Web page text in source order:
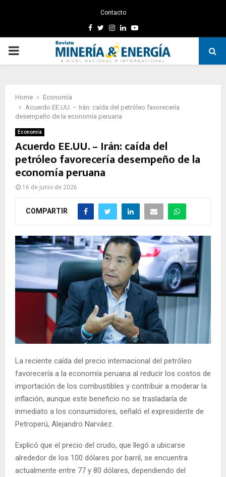
Contacto
Facebook
TwitterInstagram
LinkedinYoutube
PRIMARY
Home
Economía
Acuerdo EE.UU. – Irán: caída del petróleo favorecería
desempeño de la economía peruana
Economía
Acuerdo EE.UU. – Irán: caída del
petróleo favorecería desempeño de la
economía peruana
16 de junio de 2026
COMPARTIR
La reciente caída del precio internacional del petróleo
favorecería a la economía peruana al reducir los costos de
importación de los combustibles y contribuir a moderar la
inflación, aunque este beneficio no se trasladaría de
inmediato a los consumidores, señaló el expresidente de
Petroperú, Alejandro Narváez.
Explicó que el precio del crudo, que llegó a ubicarse
alrededor de los 100 dólares por barril, se encuentra
actualmente entre 77 y 80 dólares, dependiendo del